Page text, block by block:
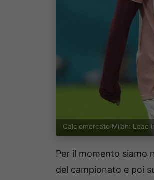
Calciomercato Milan: Leao
Per il momento siamo
del campionato e poi